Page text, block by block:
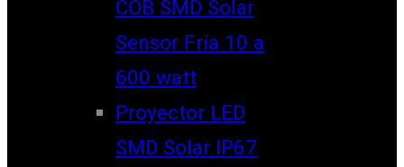
COB SMD Solar
Sensor Fría 10 a
600 watt
Proyector LED
SMD Solar IP67